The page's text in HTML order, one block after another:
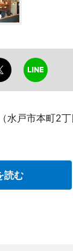
戸市本町2
読む